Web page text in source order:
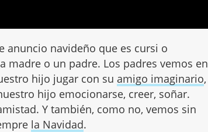
anuncio navideño que es cursi o
madre o un padre. Los padres vemos en
hijo jugar con su amigo imaginario,
hijo emocionarse, creer, soñar.
Y también, como no, vemos sin
la Navidad.